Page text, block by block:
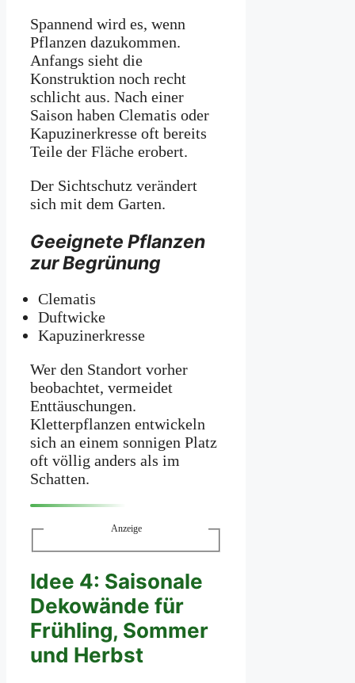
Spannend wird es, wenn
Pflanzen dazukommen.
Anfangs sieht die
Konstruktion noch recht
schlicht aus. Nach einer
Saison haben Clematis oder
Kapuzinerkresse oft bereits
Teile der Fläche erobert.
Der Sichtschutz verändert
sich mit dem Garten.
Geeignete Pflanzen
zur Begrünung
Clematis
Duftwicke
Kapuzinerkresse
Wer den Standort vorher
beobachtet, vermeidet
Enttäuschungen.
Kletterpflanzen entwickeln
sich an einem sonnigen Platz
oft völlig anders als im
Schatten.
Anzeige
Idee 4: Saisonale
Dekowände für
Frühling, Sommer
und Herbst